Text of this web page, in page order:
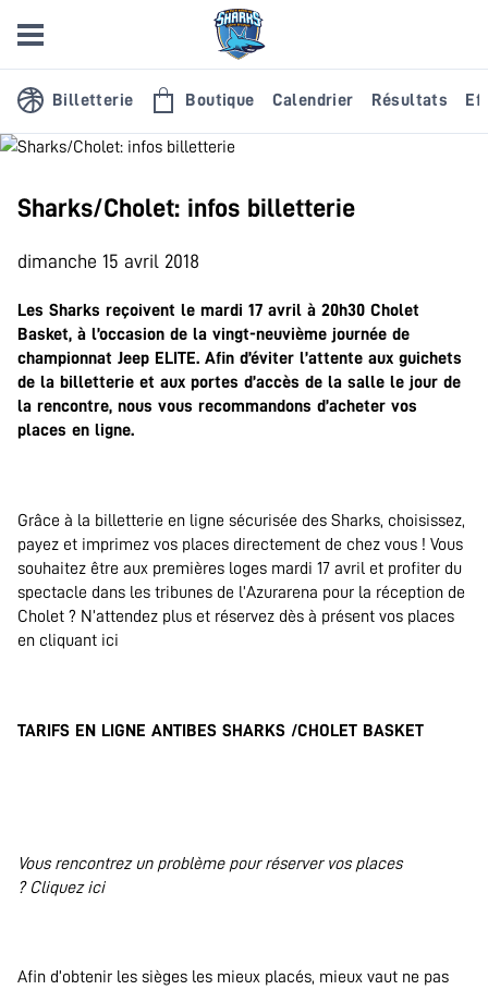
Billetterie Boutique Calendrier Résultats
Sharks/Cholet: infos billetterie
dimanche 15 avril 2018
Les Sharks reçoivent le mardi 17 avril à 20h30 Cholet
Basket, à l’occasion de la vingt-neuvième journée de
championnat Jeep ELITE. Afin d’éviter l’attente aux guichets
de la billetterie et aux portes d’accès de la salle le jour de
la rencontre, nous vous recommandons d’acheter vos
places en ligne.
Grâce à la billetterie en ligne sécurisée des Sharks, choisissez,
payez et imprimez vos places directement de chez vous ! Vous
souhaitez être aux premières loges mardi 17 avril et profiter du
spectacle dans les tribunes de l’Azurarena pour la réception de
Cholet ? N’attendez plus et réservez dès à présent vos places
en cliquant ici
TARIFS EN LIGNE ANTIBES SHARKS /CHOLET BASKET
Vous rencontrez un problème pour réserver vos places
? Cliquez ici
Afin d’obtenir les sièges les mieux placés, mieux vaut ne pas